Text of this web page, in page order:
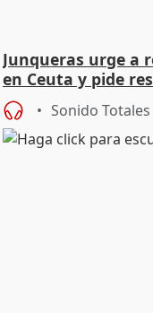
Junqueras urge a
en Ceuta y pide
Sonido Totales